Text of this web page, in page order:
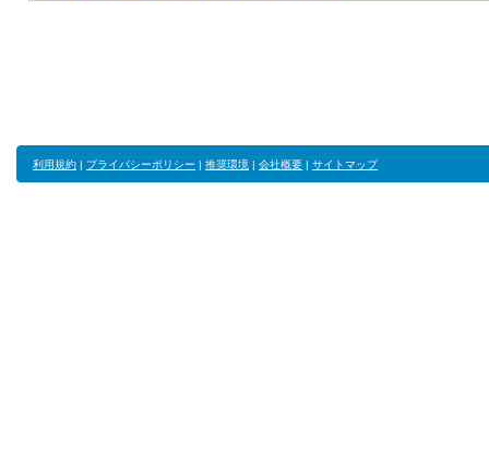
利用規約 | プライバシーポリシー | 推奨環境 | 会社概要 | サイトマップ